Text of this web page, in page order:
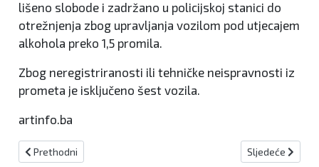
lišeno slobode i zadržano u policijskoj stanici do
otrežnjenja zbog upravljanja vozilom pod utjecajem
alkohola preko 1,5 promila.
Zbog neregistriranosti ili tehničke neispravnosti iz
prometa je isključeno šest vozila.
artinfo.ba
Prethodni članak: Crveni križ Kiseljak: Akcija dobrovoljnog
Prethodni Sljedeći članak:
Sljedeće